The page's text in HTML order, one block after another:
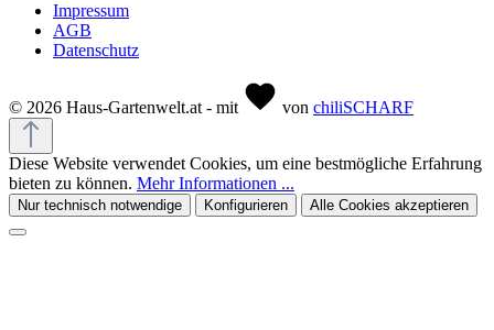
Impressum
AGB
Datenschutz
© 2026 Haus-Gartenwelt.at - mit von chiliSCHARF
Diese Website verwendet Cookies, um eine bestmögliche Erfahrung
bieten zu können. Mehr Informationen ...
Nur technisch notwendige Konfigurieren Alle Cookies akzeptieren